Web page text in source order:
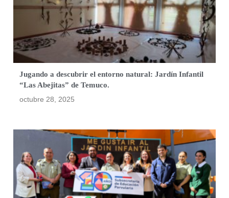
Jugando a descubrir el entorno natural: Jardín Infantil
“Las Abejitas” de Temuco.
octubre 28, 2025